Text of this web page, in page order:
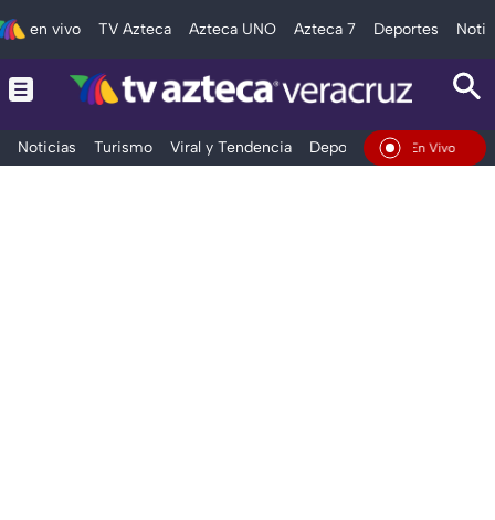
en vivo TV Azteca Azteca UNO Azteca 7 Deportes
Noticias Turismo Viral y Tendencia Deportes Espectáculos
En Vivo